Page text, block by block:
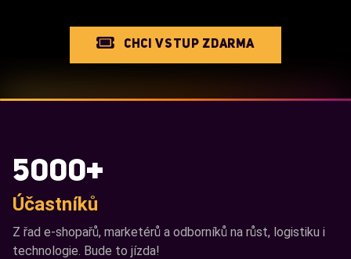
CHCI VSTUP ZDARMA
5000+
Účastníků
Z řad e-shopařů, marketérů a odborníků na růst, logistiku i
technologie. Bude to jízda!